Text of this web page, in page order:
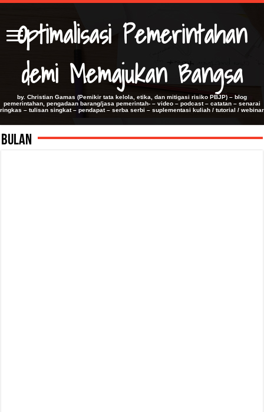
Optimalisasi Pemerintahan
demi Memajukan Bangsa
by. Christian Gamas (Pemikir tata kelola, etika, dan mitigasi risiko PBJP) – blog
pemerintahan, pengadaan barang/jasa pemerintah- – video – podcast – catatan – senarai
ringkas – tulisan singkat – pendapat – serba serbi – suplementasi kuliah / tutorial / webinar
Bulan